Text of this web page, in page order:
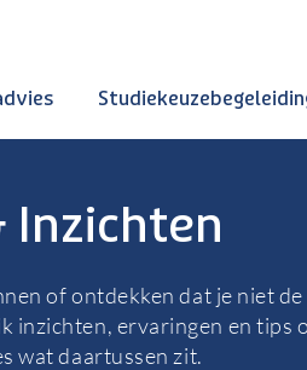
of ontdekken dat je niet
inzichten, ervaringen en tips
wat daartussen zit.